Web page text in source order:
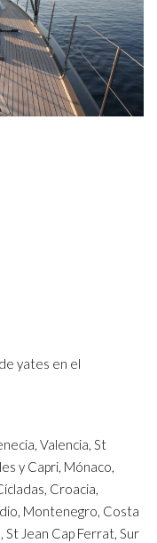
yates en el
Valencia, St
y Capri, Mónaco,
Croacia,
Montenegro, Costa
Jean Cap Ferrat, Sur